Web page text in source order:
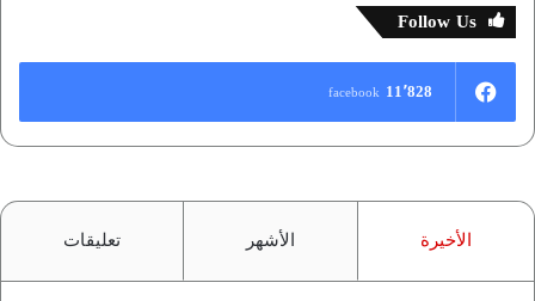
Follow Us
11٬828 facebook
الأخيرة الأشهر تعليقات